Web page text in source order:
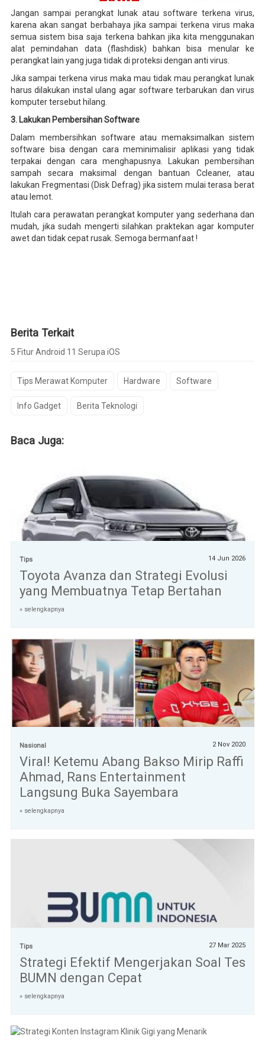
Jangan sampai perangkat lunak atau software terkena virus,
karena akan sangat berbahaya jika sampai terkena virus maka
semua sistem bisa saja terkena bahkan jika kita menggunakan
alat pemindahan data (flashdisk) bahkan bisa menular ke
perangkat lain yang juga tidak di proteksi dengan anti virus.
Jika sampai terkena virus maka mau tidak mau perangkat lunak
harus dilakukan instal ulang agar software terbarukan dan virus
komputer tersebut hilang.
3. Lakukan Pembersihan Software
Dalam membersihkan software atau memaksimalkan sistem
software bisa dengan cara meminimalisir aplikasi yang tidak
terpakai dengan cara menghapusnya. Lakukan pembersihan
sampah secara maksimal dengan bantuan Ccleaner, atau
lakukan Fregmentasi (Disk Defrag) jika sistem mulai terasa berat
atau lemot.
Itulah cara perawatan perangkat komputer yang sederhana dan
mudah, jika sudah mengerti silahkan praktekan agar komputer
awet dan tidak cepat rusak. Semoga bermanfaat !
Berita Terkait
5 Fitur Android 11 Serupa iOS
Tips Merawat Komputer Hardware Software
Info Gadget Berita Teknologi
Baca Juga:
Tips 14 Jun 2026
Toyota Avanza dan Strategi Evolusi
yang Membuatnya Tetap Bertahan
» selengkapnya
Nasional 2 Nov 2020
Viral! Ketemu Abang Bakso Mirip Raffi
Ahmad, Rans Entertainment
Langsung Buka Sayembara
» selengkapnya
Tips 27 Mar 2025
Strategi Efektif Mengerjakan Soal Tes
BUMN dengan Cepat
» selengkapnya